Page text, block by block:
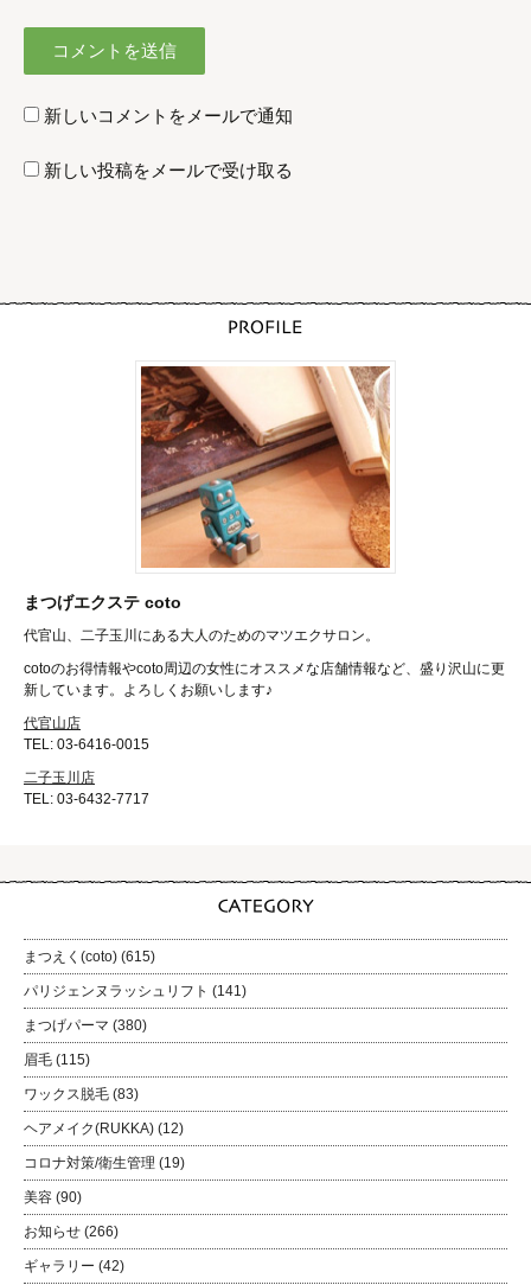
新しいコメントをメールで通知
新しい投稿をメールで受け取る
まつげエクステ coto
代官山、二子玉川にある大人のためのマツエクサロン。
cotoのお得情報やcoto周辺の女性にオススメな店舗情報など、盛り沢山に更
新しています。よろしくお願いします♪
代官山店
TEL: 03-6416-0015
二子玉川店
TEL: 03-6432-7717
まつえく(coto) (615)
パリジェンヌラッシュリフト (141)
まつげパーマ (380)
眉毛 (115)
ワックス脱毛 (83)
ヘアメイク(RUKKA) (12)
コロナ対策/衛生管理 (19)
美容 (90)
お知らせ (266)
ギャラリー (42)